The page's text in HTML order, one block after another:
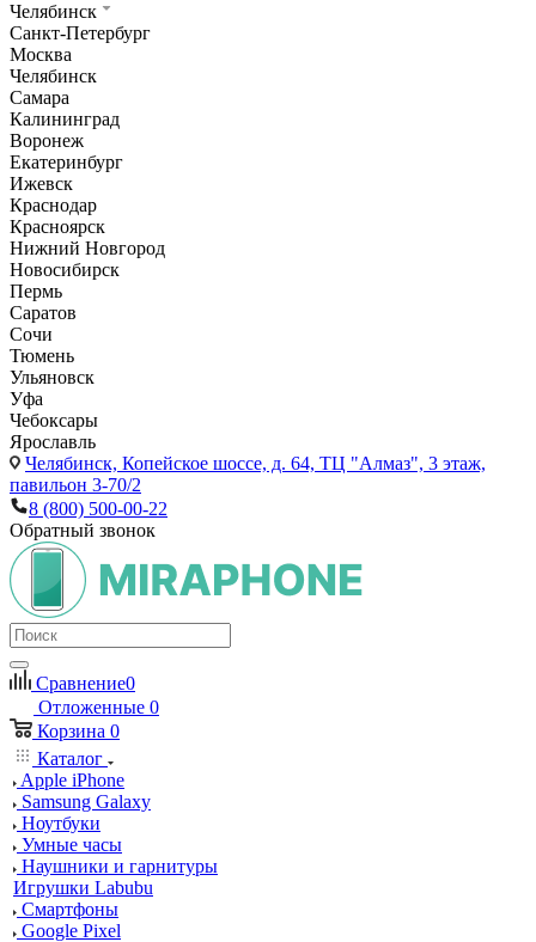
Челябинск
Санкт-Петербург
Москва
Челябинск
Самара
Калининград
Воронеж
Екатеринбург
Ижевск
Краснодар
Красноярск
Нижний Новгород
Новосибирск
Пермь
Саратов
Сочи
Тюмень
Ульяновск
Уфа
Чебоксары
Ярославль
Челябинск, Копейское шоссе, д. 64, ТЦ "Алмаз", 3 этаж,
павильон 3-70/2
8 (800) 500-00-22
Обратный звонок
Сравнение0
Отложенные 0
Корзина 0
Каталог
Apple iPhone
Samsung Galaxy
Ноутбуки
Умные часы
Наушники и гарнитуры
Игрушки Labubu
Смартфоны
Google Pixel